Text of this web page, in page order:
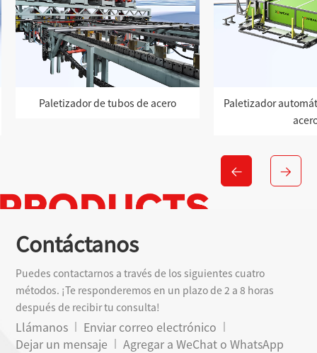
Paletizador de tubos de acero
Paletizador
Contáctanos
Puedes contactarnos a través de los siguientes cuatro
métodos. ¡Te responderemos en un plazo de 2 a 8 horas
después de recibir tu consulta!
Llámanos
Enviar correo electrónico
Dejar un mensaje
Agregar a WeChat o WhatsApp